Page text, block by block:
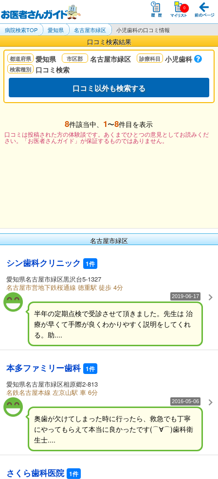
病院検索TOP 愛知県 名古屋市緑区 小児歯科の口コミ情報
口コミ検索結果
愛知県 名古屋市緑区
小児歯科
口コミ検索
口コミ以外も検索する
8件該当中、 1〜8件目を表示
口コミは投稿された方の体験談です。あくまでひとつの意見としてお読みくだ
さい。「お医者さんガイド」が保証するものではありません。
名古屋市緑区
シン歯科クリニック 1件
愛知県名古屋市緑区黒沢台5-1327
名古屋市営地下鉄桜通線 徳重駅 徒歩 4分
2019-06-17
半年の定期点検で受診させて頂きました。先生は 治
療が早くて手際が良くわかりやすく説明をしてくれ
る。助....
本多ファミリー歯科 1件
愛知県名古屋市緑区相原郷2-813
名鉄名古屋本線 左京山駅 車 6分
2016-05-06
奥歯が欠けてしまった時に行ったら、救急でも丁寧
にやってもらえて本当に良かったです(⌒∀⌒)歯科衛
生士....
さくら歯科医院 1件